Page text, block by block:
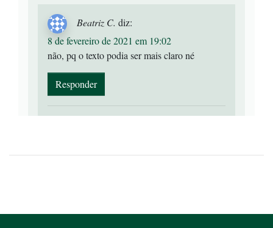
Beatriz C. diz:
8 de fevereiro de 2021 em 19:02
não, pq o texto podia ser mais claro né
Responder